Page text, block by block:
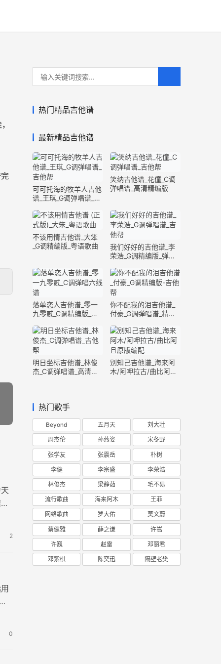
2
0
热门精品吉他谱
最新精品吉他谱
可可托海的牧羊人吉他
谱_王琪_G调弹唱谱_原
笑纳吉他谱_花僮_C调
弹唱谱_高清精编版
不该用情吉他谱_大笨
_G调精编版_粤语歌曲
我们好好的吉他谱_李
荣浩_G调精编版_弹唱
落单恋人吉他谱_零一
九零贰_C调精编版_弹
你不配我的泪吉他谱_
付豪_G调弹唱谱_精编
明日坐标吉他谱_林俊
杰_C调弹唱谱_高清完
别知己吉他谱_海来阿
木/阿呷拉古/曲比阿且
热门歌手
Beyond 五月天 刘大壮
周杰伦 孙燕姿 宋冬野
张学友 张震岳 朴树
李健 李宗盛 李荣浩
林俊杰 梁静茹 毛不易
流行歌曲 海来阿木 王菲
网络歌曲 罗大佑 莫文蔚
蔡健雅 薛之谦 许嵩
许巍 赵雷 邓丽君
邓紫棋 陈奕迅 隔壁老樊